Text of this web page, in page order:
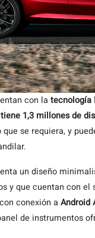
con la tecnología
1,3 millones de
se requiera, y
un diseño
y que cuentan con
conexión a Android
de instrumentos